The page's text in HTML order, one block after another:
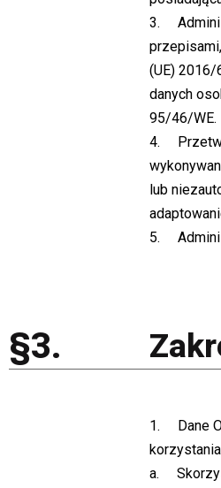
3.
(UE)
danych
95/46/WE.
4.
lub
5.
§3.
1. Dane
a.